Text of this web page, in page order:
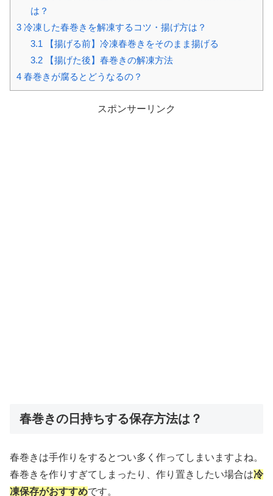
は？
3 冷凍した春巻きを解凍するコツ・揚げ方は？
3.1 【揚げる前】冷凍春巻きをそのまま揚げる
3.2【揚げた後】春巻きの解凍方法
4 春巻きが腐るとどうなるの？
スポンサーリンク
春巻きの日持ちする保存方法は？
春巻きは手作りをするとつい多く作ってしまいますよね。
春巻きを作りすぎてしまったり、作り置きしたい場合は冷
凍保存がおすすめです。